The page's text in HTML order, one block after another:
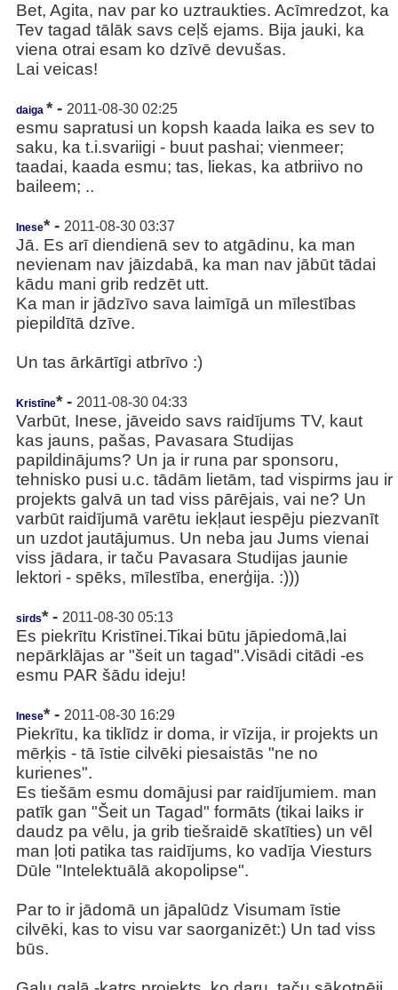
Bet, Agita, nav par ko uztraukties. Acīmredzot, ka
Tev tagad tālāk savs ceļš ejams. Bija jauki, ka
viena otrai esam ko dzīvē devušas.
Lai veicas!
daiga * - 2011-08-30 02:25
esmu sapratusi un kopsh kaada laika es sev to
saku, ka t.i.svariigi - buut pashai; vienmeer;
taadai, kaada esmu; tas, liekas, ka atbriivo no
baileem; ..
Inese* - 2011-08-30 03:37
Jā. Es arī diendienā sev to atgādinu, ka man
nevienam nav jāizdabā, ka man nav jābūt tādai
kādu mani grib redzēt utt.
Ka man ir jādzīvo sava laimīgā un mīlestības
piepildītā dzīve.
Un tas ārkārtīgi atbrīvo :)
Kristīne* - 2011-08-30 04:33
Varbūt, Inese, jāveido savs raidījums TV, kaut
kas jauns, pašas, Pavasara Studijas
papildinājums? Un ja ir runa par sponsoru,
tehnisko pusi u.c. tādām lietām, tad vispirms jau ir
projekts galvā un tad viss pārējais, vai ne? Un
varbūt raidījumā varētu iekļaut iespēju piezvanīt
un uzdot jautājumus. Un neba jau Jums vienai
viss jādara, ir taču Pavasara Studijas jaunie
lektori - spēks, mīlestība, enerģija. :)))
sirds* - 2011-08-30 05:13
Es piekrītu Kristīnei.Tikai būtu jāpiedomā,lai
nepārklājas ar "šeit un tagad".Visādi citādi -es
esmu PAR šādu ideju!
Inese* - 2011-08-30 16:29
Piekrītu, ka tiklīdz ir doma, ir vīzija, ir projekts un
mērķis - tā īstie cilvēki piesaistās "ne no
kurienes".
Es tiešām esmu domājusi par raidījumiem. man
patīk gan "Šeit un Tagad" formāts (tikai laiks ir
daudz pa vēlu, ja grib tiešraidē skatīties) un vēl
man ļoti patika tas raidījums, ko vadīja Viesturs
Dūle "Intelektuālā akopolipse".
Par to ir jādomā un jāpalūdz Visumam īstie
cilvēki, kas to visu var saorganizēt:) Un tad viss
būs.